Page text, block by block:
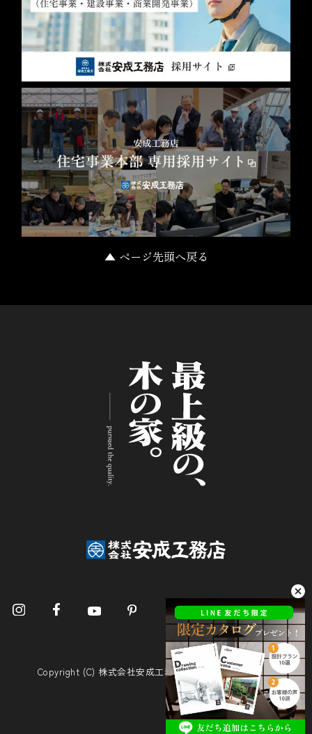
▲ ページ先頭へ戻る
Copyright (C) 株式会社安成工務店. All Rights Reserved.